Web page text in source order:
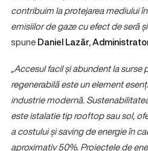
contribuim la protejarea mediului
emisiilor de gaze cu efect de seră
spuneDaniel Lazăr,
„Accesul facil și abundent la surse
regenerabilă este un element
industrie modernă.
este istalatie tip rooftop sau sol,
a costului și saving de energie în
aproximativ 50%. Proiectele de